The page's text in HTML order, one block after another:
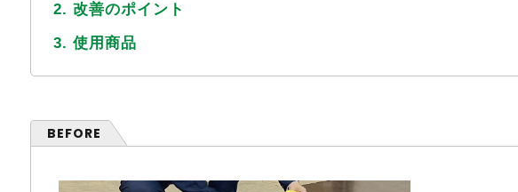
2. 改善のポイント
3. 使用商品
BEFORE